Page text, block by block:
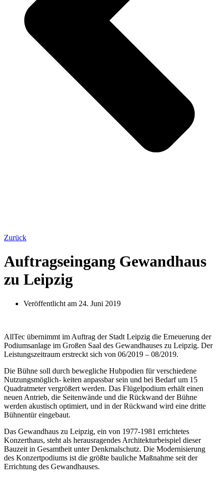
Zurück
Auftragseingang Gewandhaus
zu Leipzig
Veröffentlicht am 24. Juni 2019
AllTec übernimmt im Auftrag der Stadt Leipzig die Erneuerung der
Podiumsanlage im Großen Saal des Gewandhauses zu Leipzig. Der
Leistungszeitraum erstreckt sich von 06/2019 – 08/2019.
Die Bühne soll durch bewegliche Hubpodien für verschiedene
Nutzungsmöglich- keiten anpassbar sein und bei Bedarf um 15
Quadratmeter vergrößert werden. Das Flügelpodium erhält einen
neuen Antrieb, die Seitenwände und die Rückwand der Bühne
werden akustisch optimiert, und in der Rückwand wird eine dritte
Bühnentür eingebaut.
Das Gewandhaus zu Leipzig, ein von 1977-1981 errichtetes
Konzerthaus, steht als herausragendes Architekturbeispiel dieser
Bauzeit in Gesamtheit unter Denkmalschutz. Die Modernisierung
des Konzertpodiums ist die größte bauliche Maßnahme seit der
Errichtung des Gewandhauses.